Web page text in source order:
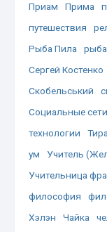
Приам
Прима
путешествия
Рыба Пила
Сергей Костенко
Скобельський
Социальные сети
технологии
ум
Учитель
Учительница
философия
Хэлэн
Чайка